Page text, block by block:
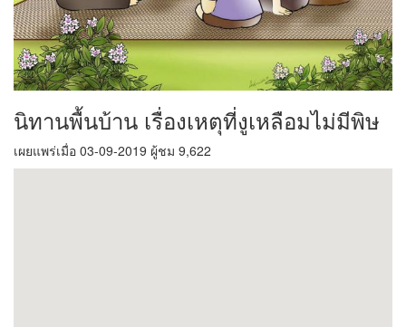
นิทานพื้นบ้าน เรื่องเหตุที่งูเหลือมไม่มีพิษ
เผยแพร่เมื่อ 03-09-2019 ผู้ชม 9,622